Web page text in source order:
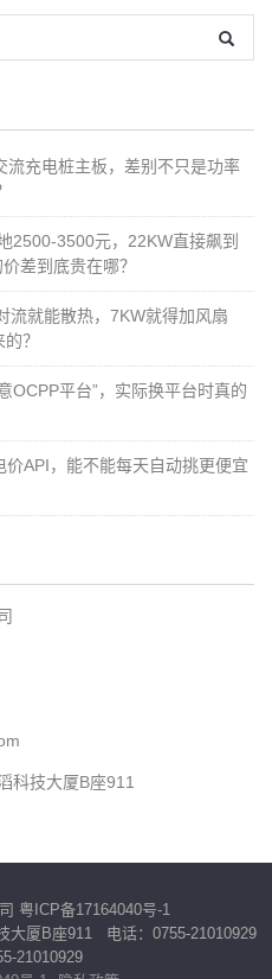
流充电桩主板，差别不只是功率
2500-3500元，22KW直接飙到
差到底贵在哪？
流就能散热，7KW就得加风扇
？
OCPP平台”，实际换平台时真的
API，能不能每天自动挑更便宜
科技大厦B座911
粤ICP备17164040号-1
大厦B座911 电话：0755-21010929
21010929